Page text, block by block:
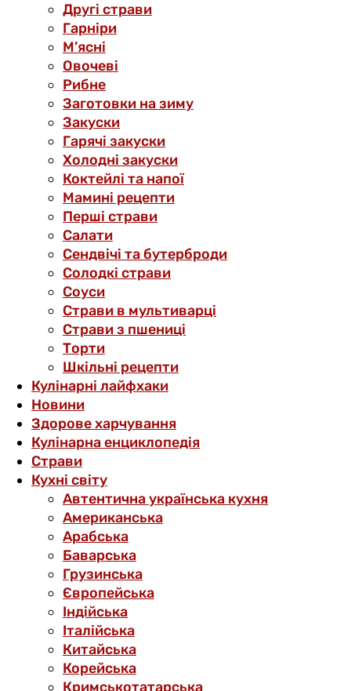
Другі страви
Гарніри
М’ясні
Овочеві
Рибне
Заготовки на зиму
Закуски
Гарячі закуски
Холодні закуски
Коктейлі та напої
Мамині рецепти
Перші страви
Салати
Сендвічі та бутерброди
Солодкі страви
Соуси
Страви в мультиварці
Страви з пшениці
Торти
Шкільні рецепти
Кулінарні лайфхаки
Новини
Здорове харчування
Кулінарна енциклопедія
Страви
Кухні світу
Автентична українська кухня
Американська
Арабська
Баварська
Грузинська
Європейська
Індійська
Італійська
Китайська
Корейська
Кримськотатарська